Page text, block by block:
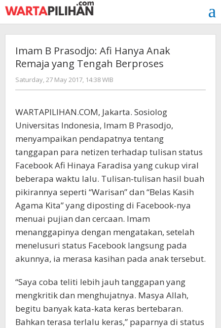
Skip
to
content
Imam B Prasodjo: Afi Hanya Anak
Remaja yang Tengah Berproses
Saturday, 27 May 2017, 14:38 WIB
Adi
WARTAPILIHAN.COM, Jakarta. Sosiolog
Universitas Indonesia, Imam B Prasodjo,
menyampaikan pendapatnya tentang
tanggapan para netizen terhadap tulisan status
Facebook Afi Hinaya Faradisa yang cukup viral
beberapa waktu lalu. Tulisan-tulisan hasil buah
pikirannya seperti “Warisan” dan “Belas Kasih
Agama Kita” yang diposting di Facebook-nya
menuai pujian dan cercaan. Imam
menanggapinya dengan mengatakan, setelah
menelusuri status Facebook langsung pada
akunnya, ia merasa kasihan pada anak tersebut.
“Saya coba teliti lebih jauh tanggapan yang
mengkritik dan menghujatnya. Masya Allah,
begitu banyak kata-kata keras bertebaran.
Bahkan terasa terlalu keras,” paparnya di status